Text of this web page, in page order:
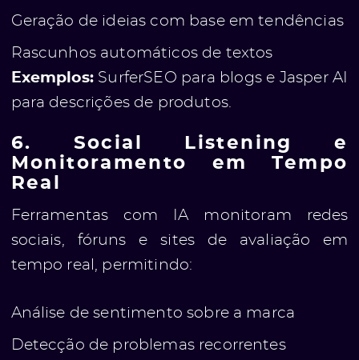
Geração de ideias com base em tendências
Rascunhos automáticos de textos
Exemplos:SurferSEO para blogs e Jasper AI
para descrições de produtos.
6. Social Listening e
Monitoramento em Tempo
Real
Ferramentas com IA monitoram redes
sociais, fóruns e sites de avaliação em
tempo real, permitindo:
Análise de sentimento sobre a marca
Detecção de problemas recorrentes